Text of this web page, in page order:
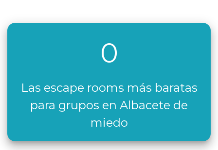
0
Las escape rooms más baratas
para grupos en Albacete de
miedo